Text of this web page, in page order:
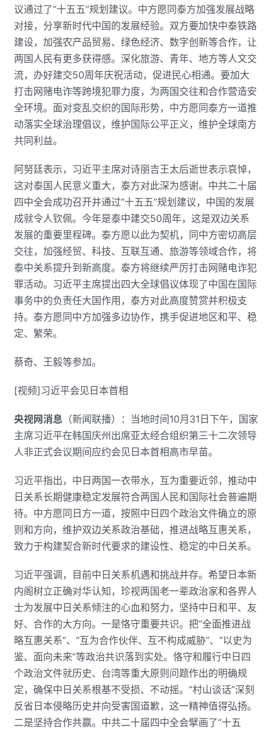
议通过了“十五五”规划建议。中方愿同泰方加强发展战略
对接，分享新时代中国的发展经验。双方要加快中泰铁路
建设，加强农产品贸易、绿色经济、数字创新等合作，让
两国人民有更多获得感。深化旅游、青年、地方等人文交
流，办好建交50周年庆祝活动，促进民心相通。要加大
打击网赌电诈等跨境犯罪力度，为两国交往和合作营造安
全环境。面对变乱交织的国际形势，中方愿同泰方一道推
动落实全球治理倡议，维护国际公平正义，维护全球南方
共同利益。
阿努廷表示，习近平主席对诗丽吉王太后逝世表示哀悼，
这对泰国人民意义重大，泰方对此深为感谢。中共二十届
四中全会成功召开并通过“十五五”规划建议，中国的发展
成就令人钦佩。今年是泰中建交50周年，这是双边关系
发展的重要里程碑。泰方愿以此为契机，同中方密切高层
交往，加强经贸、科技、互联互通、旅游等领域合作，将
泰中关系提升到新高度。泰方将继续严厉打击网赌电诈犯
罪活动。习近平主席提出四大全球倡议体现了中国在国际
事务中的负责任大国作用，泰方对此高度赞赏并积极支
持。泰方愿同中方加强多边协作，携手促进地区和平、稳
定、繁荣。
蔡奇、王毅等参加。
[视频]习近平会见日本首相
央视网消息 （新闻联播）：当地时间10月31日下午，国家
主席习近平在韩国庆州出席亚太经合组织第三十二次领导
人非正式会议期间应约会见日本首相高市早苗。
习近平指出，中日两国一衣带水，互为重要近邻，推动中
日关系长期健康稳定发展符合两国人民和国际社会普遍期
待。中方愿同日方一道，按照中日四个政治文件确立的原
则和方向，维护双边关系政治基础，推进战略互惠关系，
致力于构建契合新时代要求的建设性、稳定的中日关系。
习近平强调，目前中日关系机遇和挑战并存。希望日本新
内阁树立正确对华认知，珍视两国老一辈政治家和各界人
士为发展中日关系倾注的心血和努力，坚持中日和平、友
好、合作的大方向。一是恪守重要共识。把“全面推进战
略互惠关系”、“互为合作伙伴、互不构成威胁”、“以史为
鉴、面向未来”等政治共识落到实处。恪守和履行中日四
个政治文件就历史、台湾等重大原则问题作出的明确规
定，确保中日关系根基不受损、不动摇。“村山谈话”深刻
反省日本侵略历史并向受害国道歉，这一精神值得弘扬。
二是坚持合作共赢。中共二十届四中全会擘画了“十五